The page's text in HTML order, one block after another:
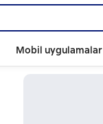
Mobil uygulamalar